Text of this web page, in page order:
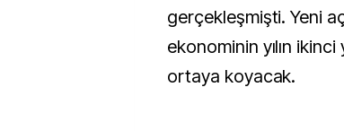
gerçekleşmişti. Yeni
ekonominin yılın ikinci
ortaya koyacak.